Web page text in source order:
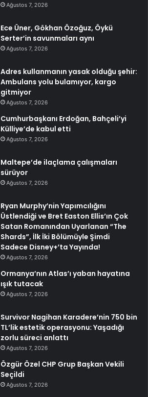
Ağustos 7, 2026
Ece Üner, Gökhan Özoğuz, Öykü
Serter’in savunmaları aynı
Ağustos 7, 2026
Adres kullanmanın yasak olduğu şehir:
Ambulans yolu bulamıyor, kargo
gitmiyor
Ağustos 7, 2026
Cumhurbaşkanı Erdoğan, Bahçeli’yi
Külliye’de kabul etti
Ağustos 7, 2026
Maltepe’de ilaçlama çalışmaları
sürüyor
Ağustos 7, 2026
Ryan Murphy’nin Yapımcılığını
Üstlendiği ve Bret Easton Ellis’ın Çok
Satan Romanından Uyarlanan “The
Shards”, İlk İki Bölümüyle Şimdi
Sadece Disney+’ta Yayında!
Ağustos 7, 2026
Ormanya’nın Atlas’ı yaban hayatına
ışık tutacak
Ağustos 7, 2026
Survivor Nagihan Karadere’nin 750 bin
TL’lik estetik operasyonu: Yaşadığı
zorlu süreci anlattı
Ağustos 7, 2026
Özgür Özel CHP Grup Başkan Vekili
Seçildi
Ağustos 7, 2026